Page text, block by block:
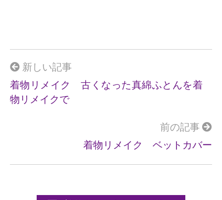
o
o
k
新しい記事
着物リメイク 古くなった真綿ふとんを着
物リメイクで
前の記事
着物リメイク ベットカバー